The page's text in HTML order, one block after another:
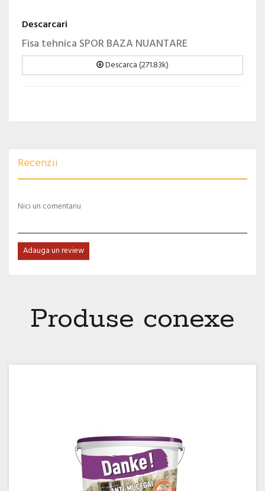
Descarcari
Fisa tehnica SPOR BAZA NUANTARE
Descarca (271.83k)
Recenzii
Nici un comentariu
Adauga un review
Produse conexe